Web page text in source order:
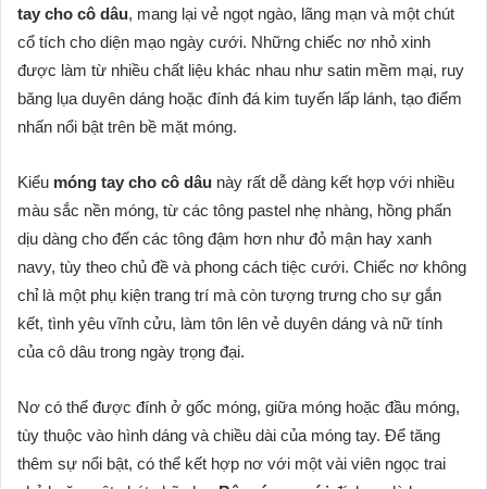
tay cho cô dâu, mang lại vẻ ngọt ngào, lãng mạn và một chút
cổ tích cho diện mạo ngày cưới. Những chiếc nơ nhỏ xinh
được làm từ nhiều chất liệu khác nhau như satin mềm mại, ruy
băng lụa duyên dáng hoặc đính đá kim tuyến lấp lánh, tạo điểm
nhấn nổi bật trên bề mặt móng.
Kiểu móng tay cho cô dâu này rất dễ dàng kết hợp với nhiều
màu sắc nền móng, từ các tông pastel nhẹ nhàng, hồng phấn
dịu dàng cho đến các tông đậm hơn như đỏ mận hay xanh
navy, tùy theo chủ đề và phong cách tiệc cưới. Chiếc nơ không
chỉ là một phụ kiện trang trí mà còn tượng trưng cho sự gắn
kết, tình yêu vĩnh cửu, làm tôn lên vẻ duyên dáng và nữ tính
của cô dâu trong ngày trọng đại.
Nơ có thể được đính ở gốc móng, giữa móng hoặc đầu móng,
tùy thuộc vào hình dáng và chiều dài của móng tay. Để tăng
thêm sự nổi bật, có thể kết hợp nơ với một vài viên ngọc trai